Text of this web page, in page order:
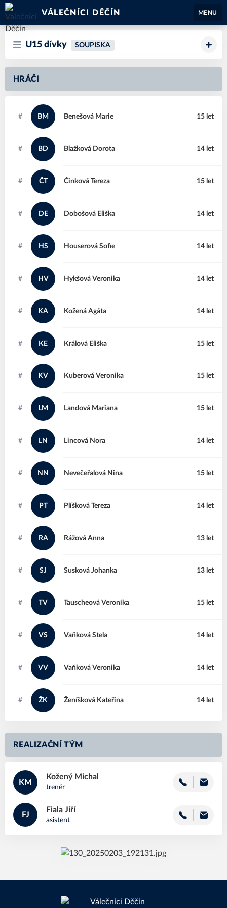
VÁLEČNÍCI DĚČÍN MENU
U15 dívky SOUPISKA
REALIZAČNÍ TÝM
KM
Michal
Kožený
trenér
FJ
Jiří
Fiala
asistent
HRÁČI
# BM Marie
Benešová 15 let
# BD Dorota
Blažková 14 let
# ČT Tereza
Činková 15 let
# DE Eliška
Dobošová 14 let
# HS Sofie
Houserová 14 let
# HV Veronika
Hykšová 14 let
# KA Agáta
Kožená 14 let
# KE Eliška
Králová 15 let
# KV Veronika
Kuberová 15 let
# LM Mariana
Landová 15 let
# LN Nora
Lincová 14 let
# NN Nina
Nevečeřalová 15 let
# PT Tereza
Plíšková 14 let
# RA Anna
Rážová 13 let
# SJ Johanka
Susková 13 let
# TV Veronika
Tauscheová 15 let
# VS Stela
Vaňková 14 let
# VV Veronika
Vaňková 14 let
# ŽK Kateřina
Ženíšková 14 let